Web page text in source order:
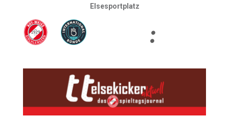
Elsesportplatz
: